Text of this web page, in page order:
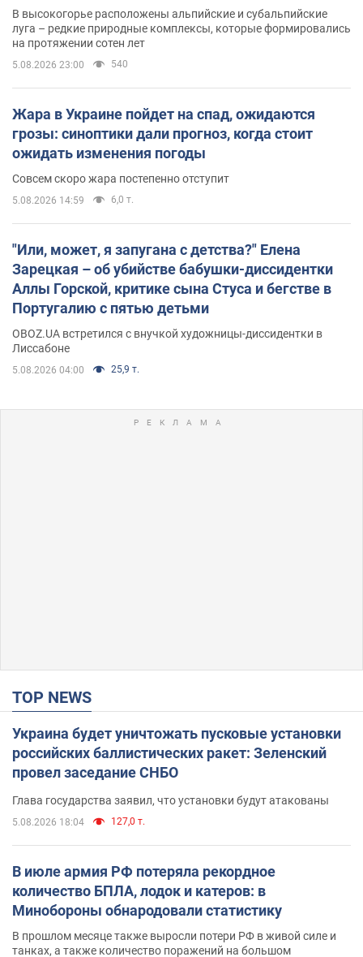
В высокогорье расположены альпийские и субальпийские
луга – редкие природные комплексы, которые формировались
на протяжении сотен лет
5.08.2026 23:00 540
Жара в Украине пойдет на спад, ожидаются
грозы: синоптики дали прогноз, когда стоит
ожидать изменения погоды
Совсем скоро жара постепенно отступит
5.08.2026 14:59 6,0 т.
"Или, может, я запугана с детства?" Елена
Зарецкая – об убийстве бабушки-диссидентки
Аллы Горской, критике сына Стуса и бегстве в
Португалию с пятью детьми
OBOZ.UA встретился с внучкой художницы-диссидентки в
Лиссабоне
5.08.2026 04:00 25,9 т.
TOP NEWS
Украина будет уничтожать пусковые установки
российских баллистических ракет: Зеленский
провел заседание СНБО
Глава государства заявил, что установки будут атакованы
5.08.2026 18:04 127,0 т.
В июле армия РФ потеряла рекордное
количество БПЛА, лодок и катеров: в
Минобороны обнародовали статистику
В прошлом месяце также выросли потери РФ в живой силе и
танках, а также количество поражений на большом